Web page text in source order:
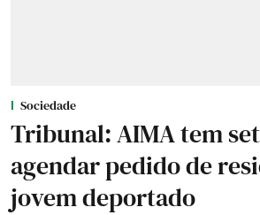
Sociedade
Tribunal: AIMA tem
agendar pedido de
jovem deportado